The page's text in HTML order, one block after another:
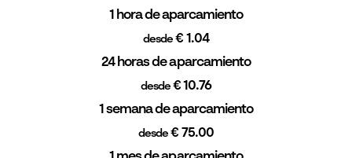
1 hora de aparcamiento
desde € 1.04
24 horas de aparcamiento
desde€ 10.76
1 semana de aparcamiento
desde € 75.00